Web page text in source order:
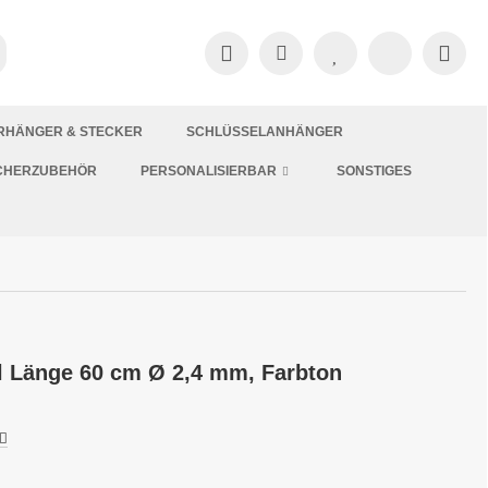
& STECKER SCHLÜSSELANHÄNGER
PERSONALISIERBAR SONSTIGES
60 cm Ø 2,4 mm, Farbton